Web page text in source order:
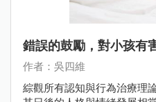
錯誤的鼓勵，對小孩有
作者：吳四維
綜觀所有認知與行為治療理